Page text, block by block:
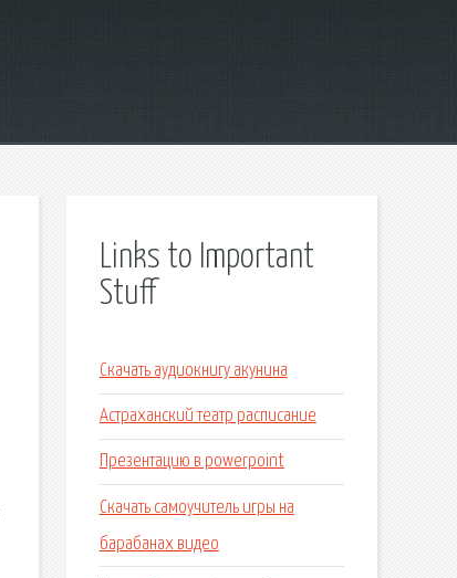
Links to Important
Stuff
Скачать аудиокнигу акунина
Астраханский театр расписание
Презентацию в powerpoint
Скачать самоучитель игры на
барабанах видео